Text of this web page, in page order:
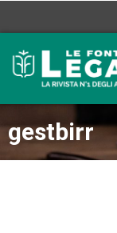
gestbirr